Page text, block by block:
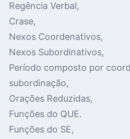
Regência Verbal,
Crase,
Nexos Coordenativos,
Nexos Subordinativos,
Período composto por
subordinação,
Orações Reduzidas,
Funções do QUE.
Funções do SE,